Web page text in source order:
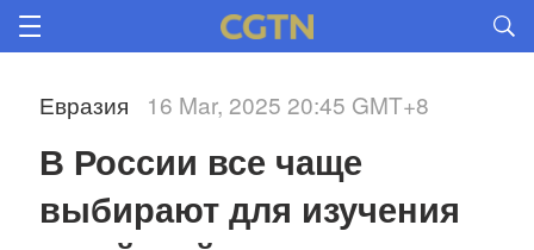
Евразия 16 Mar, 2025 20:45 GMT+8
В России все чаще
выбирают для изучения